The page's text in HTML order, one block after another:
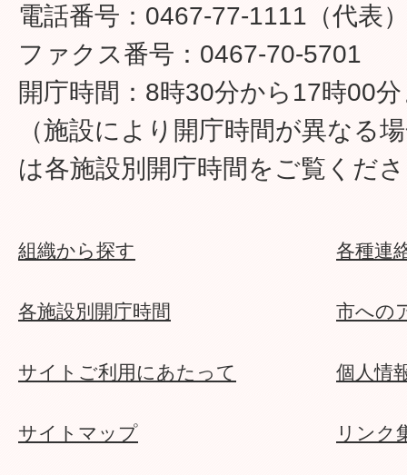
電話番号：0467-77-1111（代表
ファクス番号：0467-70-5701
開庁時間：8時30分から17時00
（施設により開庁時間が異なる
は各施設別開庁時間をご覧くだ
組織から探す 各種連
各施設別開庁時間 市への
サイトご利用にあたって 個人情
サイトマップ リンク